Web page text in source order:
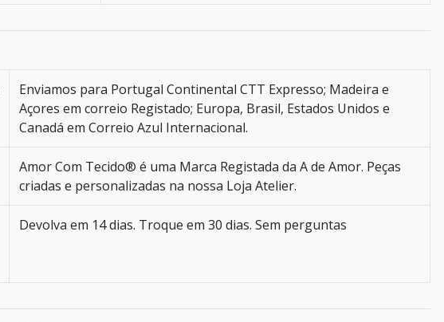
Enviamos para Portugal Continental CTT Expresso; Madeira e
Açores em correio Registado; Europa, Brasil, Estados Unidos e
Canadá em Correio Azul Internacional.
Amor Com Tecido® é uma Marca Registada da A de Amor. Peças
criadas e personalizadas na nossa Loja Atelier.
Devolva em 14 dias. Troque em 30 dias. Sem perguntas